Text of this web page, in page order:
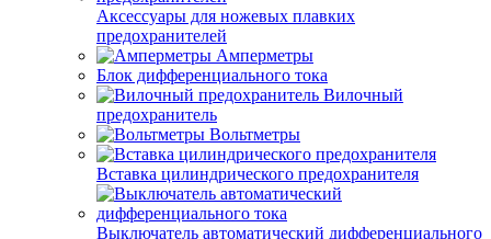
Аксессуары для ножевых плавких
предохранителей
Амперметры
Блок дифференциального тока
Вилочный
предохранитель
Вольтметры
Вставка цилиндрического предохранителя
Выключатель автоматический дифференциального